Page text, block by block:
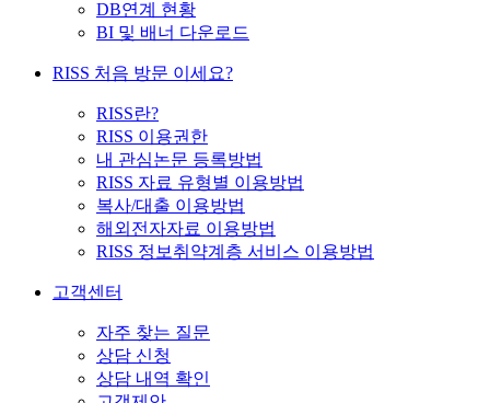
DB연계 현황
BI 및 배너 다운로드
RISS 처음 방문 이세요?
RISS란?
RISS 이용권한
내 관심논문 등록방법
RISS 자료 유형별 이용방법
복사/대출 이용방법
해외전자자료 이용방법
RISS 정보취약계층 서비스 이용방법
고객센터
자주 찾는 질문
상담 신청
상담 내역 확인